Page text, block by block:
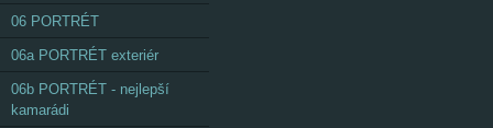
06 PORTRÉT
06a PORTRÉT exteriér
06b PORTRÉT - nejlepší
kamarádi